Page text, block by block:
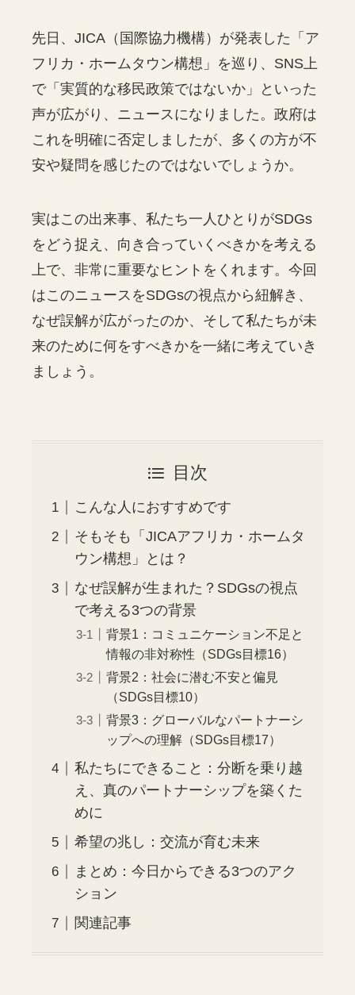
先日、JICA（国際協力機構）が発表した「ア
フリカ・ホームタウン構想」を巡り、SNS上
で「実質的な移民政策ではないか」といった
声が広がり、ニュースになりました。政府は
これを明確に否定しましたが、多くの方が不
安や疑問を感じたのではないでしょうか。
実はこの出来事、私たち一人ひとりがSDGs
をどう捉え、向き合っていくべきかを考える
上で、非常に重要なヒントをくれます。今回
はこのニュースをSDGsの視点から紐解き、
なぜ誤解が広がったのか、そして私たちが未
来のために何をすべきかを一緒に考えていき
ましょう。
目次
こんな人におすすめです
そもそも「JICAアフリカ・ホームタ
ウン構想」とは？
なぜ誤解が生まれた？SDGsの視点
で考える3つの背景
背景1：コミュニケーション不足と
情報の非対称性（SDGs目標16）
背景2：社会に潜む不安と偏見
（SDGs目標10）
背景3：グローバルなパートナーシ
ップへの理解（SDGs目標17）
私たちにできること：分断を乗り越
え、真のパートナーシップを築くた
めに
希望の兆し：交流が育む未来
まとめ：今日からできる3つのアク
ション
関連記事